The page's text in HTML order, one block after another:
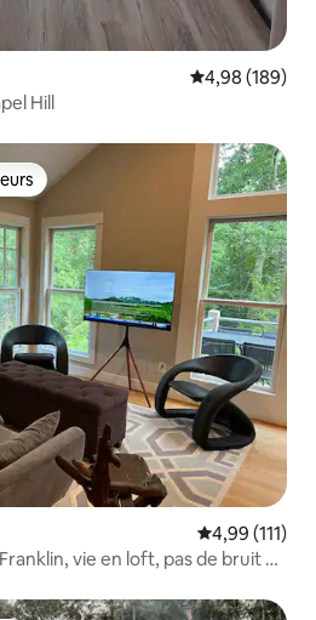
Évaluation
4,98 (189)
Hill
les plus appréciés
Évaluation
4,99 (111)
vie en loft, pas de bruit de